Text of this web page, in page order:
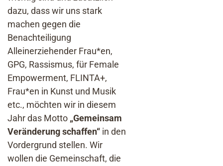
dazu, dass wir uns stark
machen gegen die
Benachteiligung
Alleinerziehender Frau*en,
GPG, Rassismus, für Female
Empowerment, FLINTA+,
Frau*en in Kunst und Musik
etc., möchten wir in diesem
Jahr das Motto „Gemeinsam
Veränderung schaffen“in den
Vordergrund stellen. Wir
wollen die Gemeinschaft, die